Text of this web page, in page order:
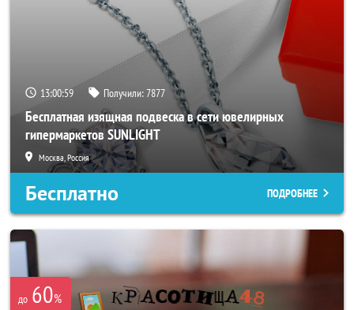
13:00:55 Получили:7877
Бесплатная изящная подвеска в сети ювелирных
гипермаркетов SUNLIGHT
Москва, Россия
Бесплатно ПОДРОБНЕЕ
до 60%